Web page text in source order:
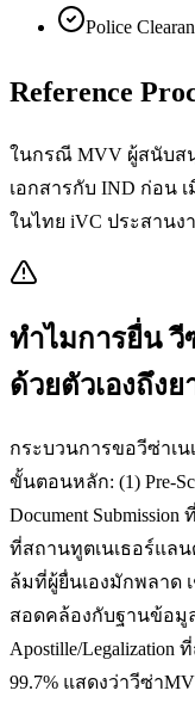
Police
Reference
ในกรณี MVV ผู้สนับสนุ
เอกสารกับ IND ก่อน
ในไทย iVC ประสานง
ทำไมการยื่นวี
ด้วยตัวเองถึง
กระบวนการขอวีซ่าเน
ขั้นตอนหลัก: (1) Pre-
Document Submission
ที่สถานทูตเนเธอร์แลน
ล้มที่ผู้ยื่นเองมักพลาด เ
สอดคล้องกับฐานข้อมูล
Apostille/Legalization
99.7% แสดงว่าวีซ่า